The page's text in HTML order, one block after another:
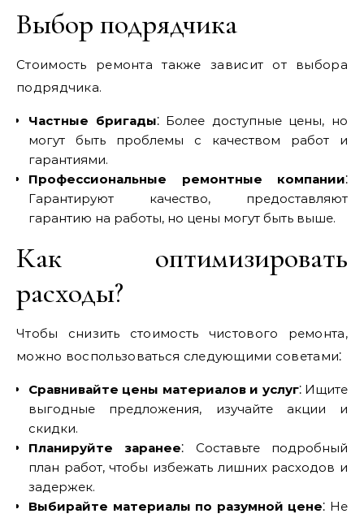
Выбор подрядчика
Стоимость ремонта также зависит от выбора
подрядчика.
Частные бригады⁚ Более доступные цены, но
могут быть проблемы с качеством работ и
гарантиями.
Профессиональные ремонтные компании⁚
Гарантируют качество, предоставляют
гарантию на работы, но цены могут быть выше.
Как оптимизировать
расходы?
Чтобы снизить стоимость чистового ремонта,
можно воспользоваться следующими советами⁚
Сравнивайте цены материалов и услуг⁚ Ищите
выгодные предложения, изучайте акции и
скидки.
Планируйте заранее⁚ Составьте подробный
план работ, чтобы избежать лишних расходов и
задержек.
Выбирайте материалы по разумной цене⁚ Не